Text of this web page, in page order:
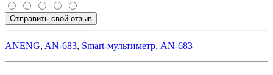
Отправить свой отзыв
ANENG, AN-683, Smart-мультиметр, AN-683